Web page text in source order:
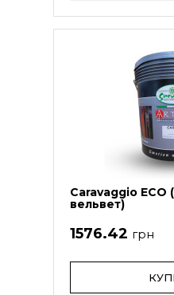
Caravaggio ECO
вельвет)
1576.42 грн